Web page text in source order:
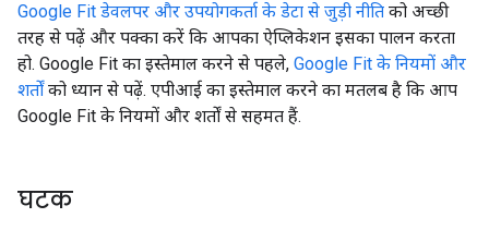
Google Fit डेवलपर और उपयोगकर्ता के डेटा से जुड़ी नीति को अच्छी
तरह से पढ़ें और पक्का करें कि आपका ऐप्लिकेशन इसका पालन करता
हो. Google Fit का इस्तेमाल करने से पहले, Google Fit के नियमों और
शर्तोंको ध्यान से पढ़ें. एपीआई का इस्तेमाल करने का मतलब है कि आप
Google Fit के नियमों और शर्तों से सहमत हैं.
घटक